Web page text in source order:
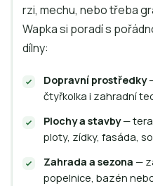
rzi, mechu, nebo třeba
Wapka si poradí s
dílny:
Dopravní prostředky
čtyřkolka i zahradní
Plochy a stavby—
ploty, zídky, fasáda,
Zahrada a sezona —
popelnice, bazén